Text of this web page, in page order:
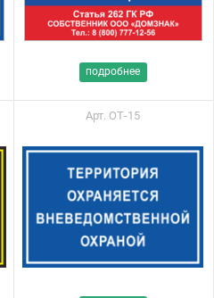
подробнее
Арт. ОТ-15